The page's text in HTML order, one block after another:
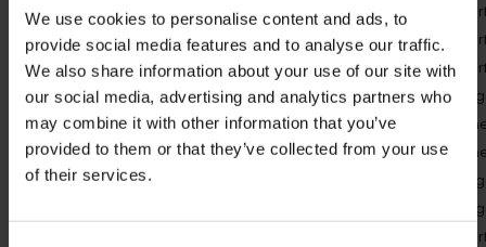
We use cookies to personalise content and ads, to
provide social media features and to analyse our traffic.
We also share information about your use of our site with
our social media, advertising and analytics partners who
may combine it with other information that you’ve
provided to them or that they’ve collected from your use
of their services.
Sauvage
Ad Hulst
Sauvage
Conform
Sauvage
Fresco
Sauvage
Alpa Salotti
gewax /
Sauvage
KFF
vol-
Sauvage
Tommy M
vol-
Savage (Soft)
gewax /
gewax /